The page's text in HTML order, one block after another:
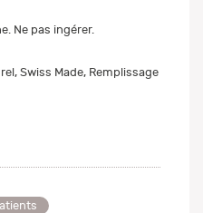
Ne pas ingérer.
Swiss Made, Remplissage